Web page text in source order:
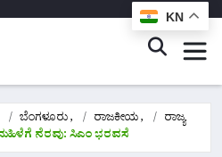
ಬೆಂಗಳೂರು, ರಾಜಕೀಯ,
ರಾಜ್ಯ
ನೆರವು: ಸಿಎಂ ಭರವಸೆ
KN